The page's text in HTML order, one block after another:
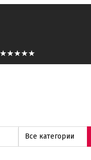
★★★★★
Все категории